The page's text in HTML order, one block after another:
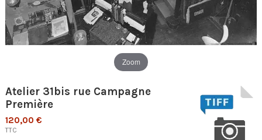
Zoom
Atelier 31bis rue Campagne
Première
120,00 €
TTC